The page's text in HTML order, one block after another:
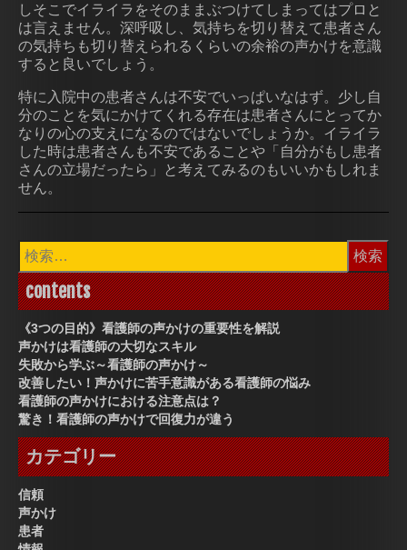
しそこでイライラをそのままぶつけてしまってはプロと
は言えません。深呼吸し、気持ちを切り替えて患者さん
の気持ちも切り替えられるくらいの余裕の声かけを意識
すると良いでしょう。
特に入院中の患者さんは不安でいっぱいなはず。少し自
分のことを気にかけてくれる存在は患者さんにとってか
なりの心の支えになるのではないでしょうか。イライラ
した時は患者さんも不安であることや「自分がもし患者
さんの立場だったら」と考えてみるのもいいかもしれま
せん。
検
索:
contents
《3つの目的》看護師の声かけの重要性を解説
声かけは看護師の大切なスキル
失敗から学ぶ～看護師の声かけ～
改善したい！声かけに苦手意識がある看護師の悩み
看護師の声かけにおける注意点は？
驚き！看護師の声かけで回復力が違う
カテゴリー
信頼
声かけ
患者